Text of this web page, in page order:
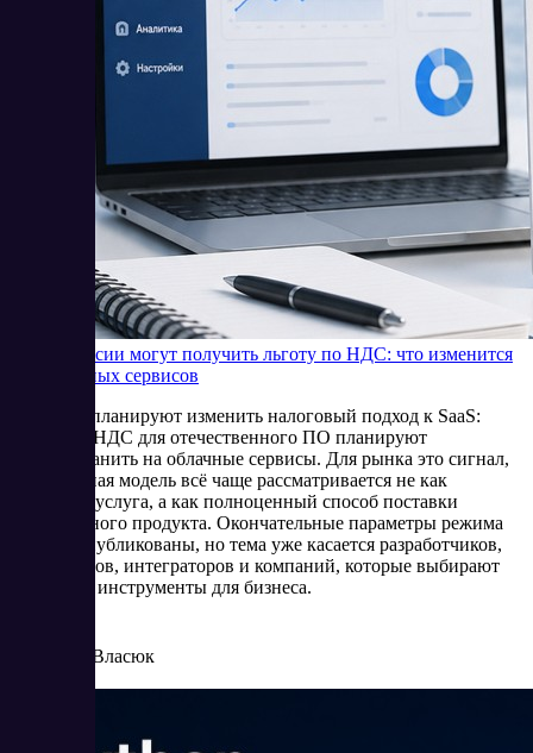
SaaS в России могут получить льготу по НДС: что изменится
для облачных сервисов
В России планируют изменить налоговый подход к SaaS:
льготу по НДС для отечественного ПО планируют
распространить на облачные сервисы. Для рынка это сигнал,
что облачная модель всё чаще рассматривается не как
отдельная услуга, а как полноценный способ поставки
программного продукта. Окончательные параметры режима
пока не опубликованы, но тема уже касается разработчиков,
провайдеров, интеграторов и компаний, которые выбирают
цифровые инструменты для бизнеса.
Елена Власюк